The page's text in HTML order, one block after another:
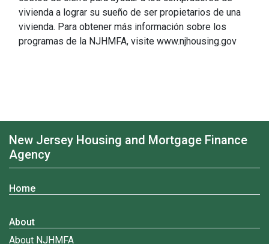
vivienda a lograr su sueño de ser propietarios de una
vivienda. Para obtener más información sobre los
programas de la NJHMFA, visite www.njhousing.gov
New Jersey Housing and Mortgage Finance
Agency
Home
About
About NJHMFA